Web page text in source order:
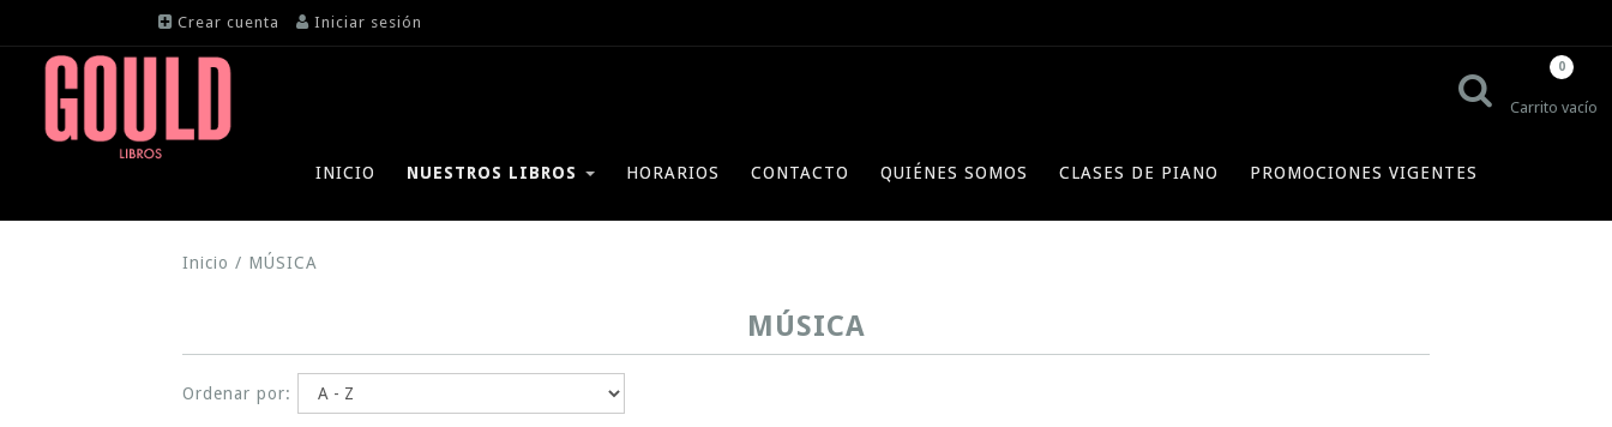
Crear cuenta Iniciar sesión
Carrito vacío
0
INICIO NUESTROS LIBROS HORARIOS CONTACTO QUIÉNES SOMOS CLASES DE PIANO PROMOCIONES VIGENTES
Inicio / MÚSICA
MÚSICA
Ordenar por: